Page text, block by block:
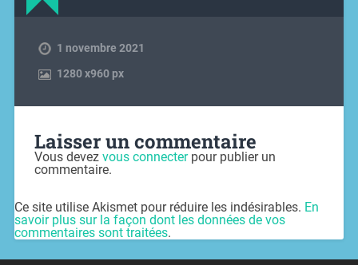
1 novembre 2021
1280x960 px
Laisser un commentaire
Vous devez vous connecterpour publier un
commentaire.
Ce site utilise Akismet pour réduire les indésirables. En
savoir plus sur la façon dont les données de vos
commentaires sont traitées.